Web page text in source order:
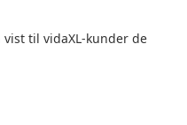
til vidaXL-kunder de